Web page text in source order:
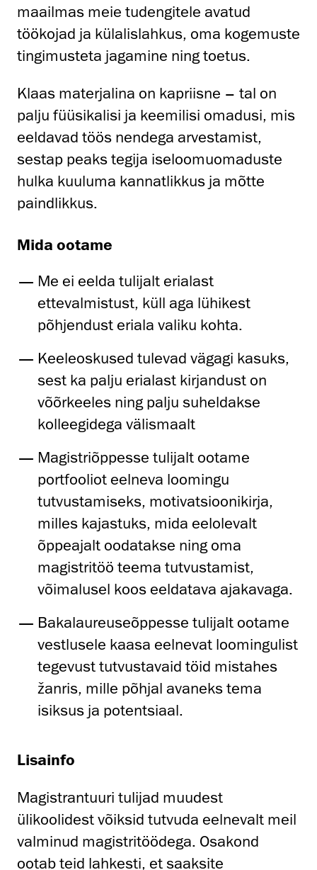
maailmas meie tudengitele avatud
töökojad ja külalislahkus, oma kogemuste
tingimusteta jagamine ning toetus.
Klaas materjalina on kapriisne – tal on
palju füüsikalisi ja keemilisi omadusi, mis
eeldavad töös nendega arvestamist,
sestap peaks tegija iseloomuomaduste
hulka kuuluma kannatlikkus ja mõtte
paindlikkus.
Mida ootame
Me ei eelda tulijalt erialast
ettevalmistust, küll aga lühikest
põhjendust eriala valiku kohta.
Keeleoskused tulevad vägagi kasuks,
sest ka palju erialast kirjandust on
võõrkeeles ning palju suheldakse
kolleegidega välismaalt
Magistriõppesse tulijalt ootame
portfooliot eelneva loomingu
tutvustamiseks, motivatsioonikirja,
milles kajastuks, mida eelolevalt
õppeajalt oodatakse ning oma
magistritöö teema tutvustamist,
võimalusel koos eeldatava ajakavaga.
Bakalaureuseõppesse tulijalt ootame
vestlusele kaasa eelnevat loomingulist
tegevust tutvustavaid töid mistahes
žanris, mille põhjal avaneks tema
isiksus ja potentsiaal.
Lisainfo
Magistrantuuri tulijad muudest
ülikoolidest võiksid tutvuda eelnevalt meil
valminud magistritöödega. Osakond
ootab teid lahkesti, et saaksite